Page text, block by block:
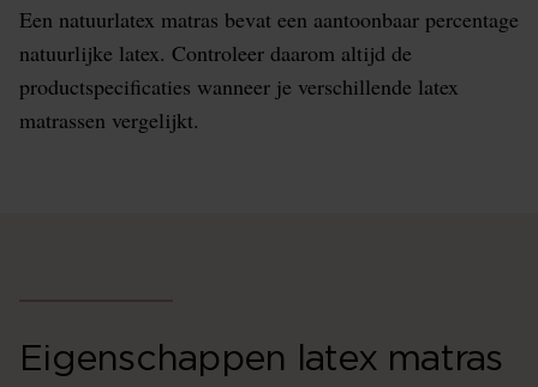
Een natuurlatex matras bevat een aantoonbaar percentage
natuurlijke latex. Controleer daarom altijd de
productspecificaties wanneer je verschillende latex
matrassen vergelijkt.
Eigenschappen latex matras